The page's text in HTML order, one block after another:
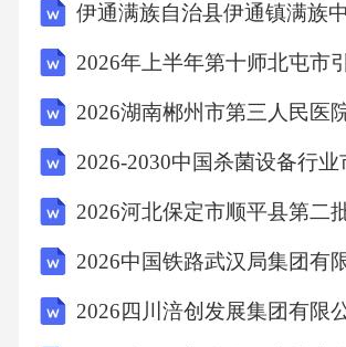
考点：生物常识7、以下关于化学
正确的是（）
A、任何金属都能和氧发生反应生
B、雷雨过后，人们感到空气清新
C、浓硫酸和稀硫酸都具有脱水性